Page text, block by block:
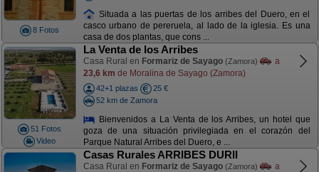
8 Fotos
Situada a las puertas de los arribes del Duero, en el
casco urbano de pereruela, al lado de la iglesia. Es una
casa de dos plantas, que cons ...
51 Fotos
Video
La Venta de los Arribes
Casa Rural en Formariz de Sayago (Zamora)
a
23,6 km de Moralina de Sayago (Zamora)
42+1 plazas
25 €
52 km de Zamora
Bienvenidos a La Venta de los Arribes, un hotel que
goza de una situación privilegiada en el corazón del
Parque Natural Arribes del Duero, e ...
Casas Rurales ARRIBES DURII
Casa Rural en Formariz de Sayago (Zamora)
a